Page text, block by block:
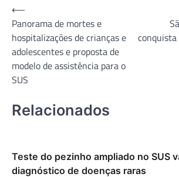
Navegação
de
Post
⟵
Panorama de mortes e
hospitalizações de crianças e
adolescentes e proposta de
modelo de assistência para o
SUS
conquista
Relacionados
Teste do pezinho ampliado no SUS
diagnóstico de doenças raras